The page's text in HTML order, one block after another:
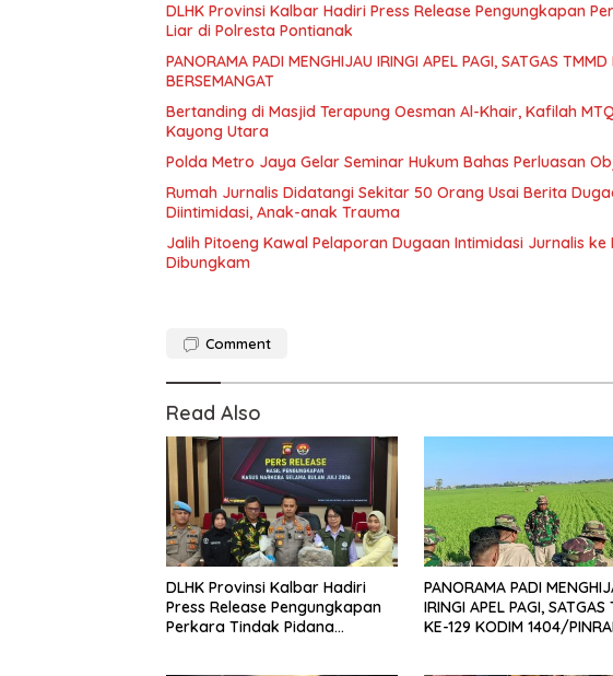
DLHK Provinsi Kalbar Hadiri Press Release Pengungkapan
Liar di Polresta Pontianak
PANORAMA PADI MENGHIJAU IRINGI APEL PAGI, SATGAS
BERSEMANGAT
Bertanding di Masjid Terapung Oesman Al-Khair, Kafilah
Kayong Utara
Polda Metro Jaya Gelar Seminar Hukum Bahas Perluasan
Rumah Jurnalis Didatangi Sekitar 50 Orang Usai Berita
Diintimidasi, Anak-anak Trauma
Jalih Pitoeng Kawal Pelaporan Dugaan Intimidasi Jurnalis ke
Dibungkam
Comment
Read Also
DLHK Provinsi Kalbar Hadiri
Press Release Pengungkapan
Perkara Tindak Pidana
PANORAMA PADI
IRINGI APEL PAGI, SATGAS
KE-129 KODIM 1404/